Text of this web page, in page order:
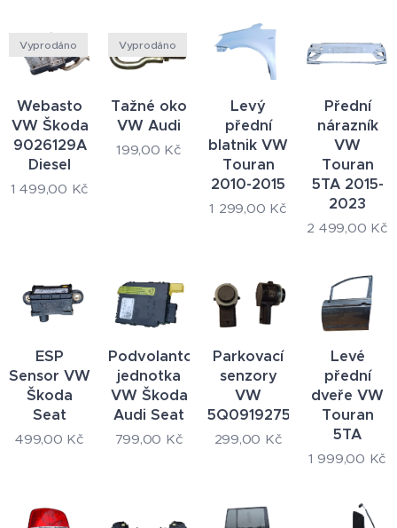
Webasto
VW Škoda
9026129A
Diesel
Vyprodáno
1 499,00 Kč
Tažné oko
VW Audi
Vyprodáno
199,00 Kč
Levý
přední
blatnik VW
Touran
2010-2015
1 299,00 Kč
Přední
nárazník
VW
Touran
5TA 2015-
2023
2 499,00 Kč
ESP
Sensor VW
Škoda
Seat
499,00 Kč
Podvolantová
jednotka
VW Škoda
Audi Seat
799,00 Kč
Parkovací
senzory
VW
5Q0919275B
299,00 Kč
Levé
přední
dveře VW
Touran
5TA
1 999,00 Kč